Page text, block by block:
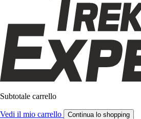
Subtotale carrello
Vedi il mio carrello Continua lo shopping